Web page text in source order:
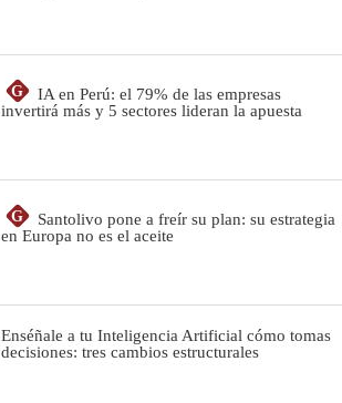
G
IA en Perú: el 79% de las empresas
invertirá más y 5 sectores lideran la apuesta
G
Santolivo pone a freír su plan: su estrategia
en Europa no es el aceite
Enséñale a tu Inteligencia Artificial cómo tomas
decisiones: tres cambios estructurales